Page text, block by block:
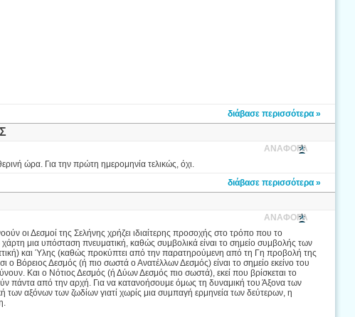
διάβασε περισσότερα »
ΑΝΑΦΟΡΑ
ώρα. Για την πρώτη ημερομηνία τελικώς, όχι.
διάβασε περισσότερα »
ΑΝΑΦΟΡΑ
οι Δεσμοί της Σελήνης χρήζει ιδιαίτερης προσοχής στο τρόπο που το
μια υπόσταση πνευματική, καθώς συμβολικά είναι το σημείο συμβολής των
και Ύλης (καθώς προκύπτει από την παρατηρούμενη από τη Γη προβολή της
ο Βόρειος Δεσμός (ή πιο σωστά ο Ανατέλλων Δεσμός) είναι το σημείο εκείνο του
Και ο Νότιος Δεσμός (ή Δύων Δεσμός πιο σωστά), εκεί που βρίσκεται το
πάντα από την αρχή. Για να κατανοήσουμε όμως τη δυναμική του Άξονα των
αξόνων των ζωδίων γιατί χωρίς μια συμπαγή ερμηνεία των δεύτερων, η